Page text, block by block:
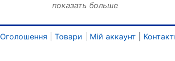
чесно я 0961002722
чесно я 0633013356 всі
показать больше
Оголошення Товари Мій аккаунт